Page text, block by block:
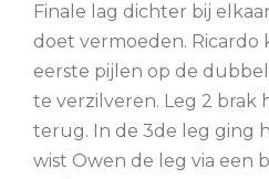
Finale lag dichter bij
doet vermoeden. Ricardo
eerste pijlen op de
te verzilveren. Leg 2 brak
terug. In de 3de leg ging
wist Owen de leg via een